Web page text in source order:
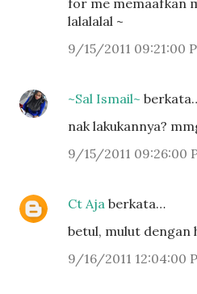
for me memaafkan
lalalalal ~
9/15/2011 09:21:00
~Sal Ismail~
nak lakukannya?
9/15/2011 09:26:00
Ct Aja berkata…
betul, mulut dengan
9/16/2011 12:04:00